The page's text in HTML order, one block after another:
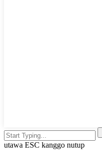
utawa ESC kanggo nutup